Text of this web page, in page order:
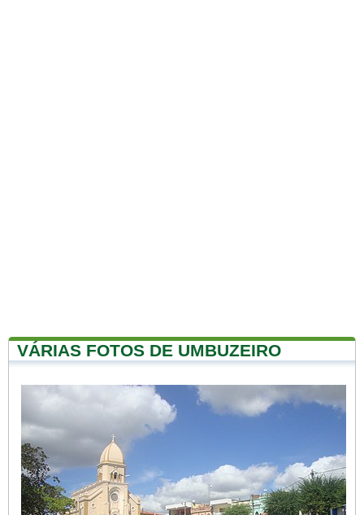
VÁRIAS FOTOS DE UMBUZEIRO